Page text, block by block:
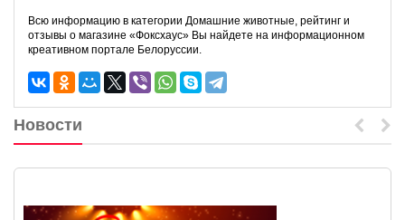
Всю информацию в категории Домашние животные, рейтинг и
отзывы о магазине «Фоксхаус» Вы найдете на информационном
креативном портале Белоруссии.
Новости